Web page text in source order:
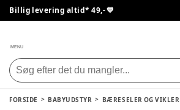
Billig levering altid* 49,- 💙
MENU
FORSIDE BABYUDSTYR BÆRESELER OG VIKLER